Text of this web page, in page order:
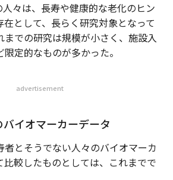
々は、長寿や健康的な老化のヒン
在として、長らく研究対象となって
までの研究は規模が小さく、施設入
定的なものが多かった。
advertisement
イオマーカーデータ
とそうでない人々のバイオマーカ
比較したものとしては、これまでで